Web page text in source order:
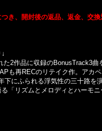
き、開封後の返品、返金、交
た2作品に収録のBonusTrack3
も再RECのリテイク作。アカ
下にふられる浮気性の三十路
「リズムとメロディとハーモ